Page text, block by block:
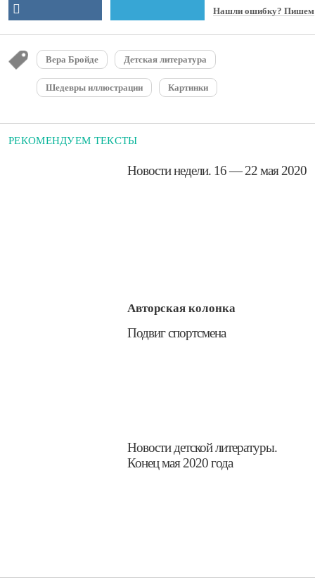
Нашли ошибку? Пишем
Вера Бройде Детская литература
Шедевры иллюстрации Картинки
РЕКОМЕНДУЕМ ТЕКСТЫ
​Новости недели. 16 — 22 мая 2020
Авторская колонка
Подвиг спортсмена
​Новости детской литературы.
Конец мая 2020 года